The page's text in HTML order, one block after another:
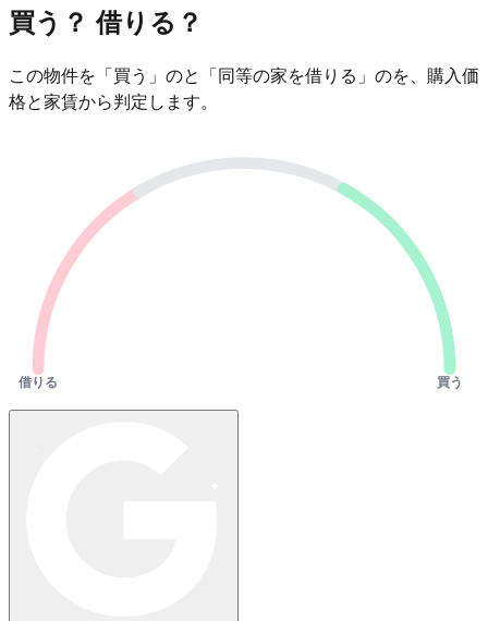
買う？ 借りる？
この物件を「買う」のと「同等の家を借りる」のを、購入価
格と家賃から判定します。
借りる 買う